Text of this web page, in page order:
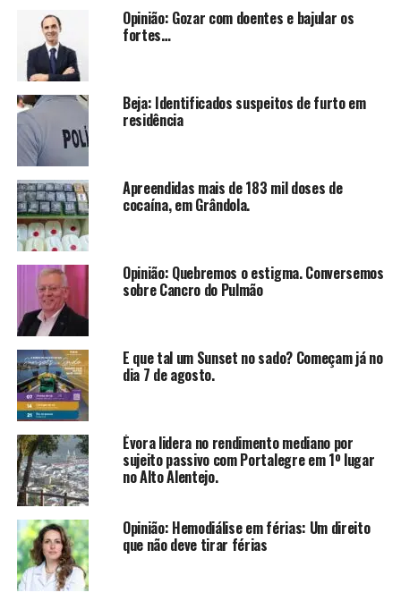
Opinião: Gozar com doentes e bajular os
fortes…
Beja: Identificados suspeitos de furto em
residência
Apreendidas mais de 183 mil doses de
cocaína, em Grândola.
Opinião: Quebremos o estigma. Conversemos
sobre Cancro do Pulmão
E que tal um Sunset no sado? Começam já no
dia 7 de agosto.
Évora lidera no rendimento mediano por
sujeito passivo com Portalegre em 1º lugar
no Alto Alentejo.
Opinião: Hemodiálise em férias: Um direito
que não deve tirar férias